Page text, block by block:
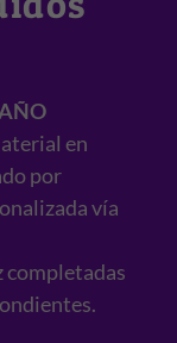
en
por
vía
completadas